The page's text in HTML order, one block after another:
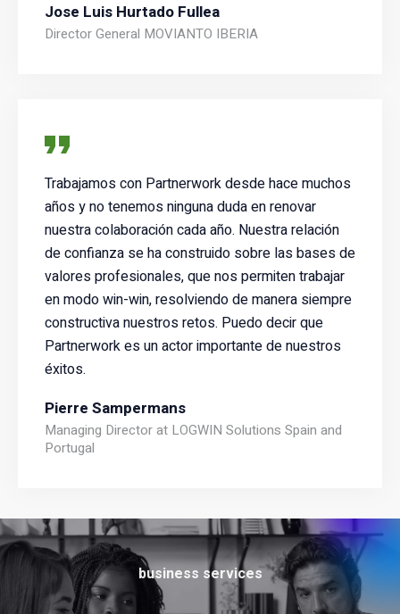
Jose Luis Hurtado Fullea
Director General MOVIANTO IBERIA
Trabajamos con Partnerwork desde hace muchos
años y no tenemos ninguna duda en renovar
nuestra colaboración cada año. Nuestra relación
de confianza se ha construido sobre las bases de
valores profesionales, que nos permiten trabajar
en modo win-win, resolviendo de manera siempre
constructiva nuestros retos. Puedo decir que
Partnerwork es un actor importante de nuestros
éxitos.
Pierre Sampermans
Managing Director at LOGWIN Solutions Spain and
Portugal
business services